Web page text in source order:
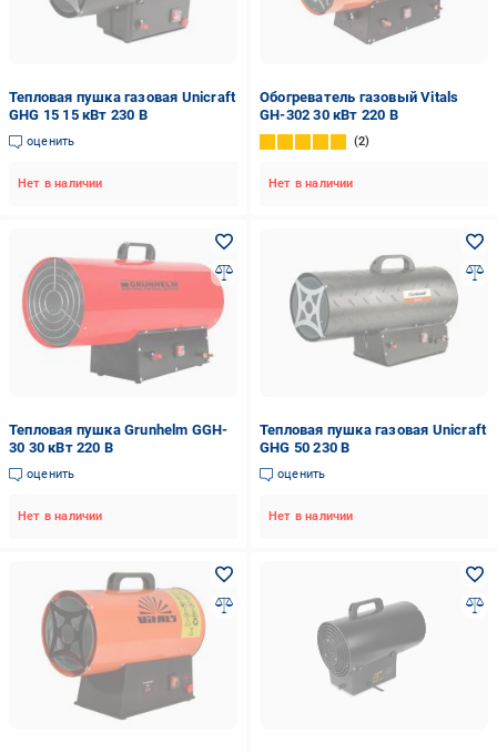
Тепловая пушка газовая Unicraft
GHG 15 15 кВт 230 В
оценить
Нет в наличии
Обогреватель газовый Vitals
GH-302 30 кВт 220 В
2
Нет в наличии
Тепловая пушка Grunhelm GGH-
30 30 кВт 220 В
оценить
Нет в наличии
Тепловая пушка газовая Unicraft
GHG 50 230 В
оценить
Нет в наличии